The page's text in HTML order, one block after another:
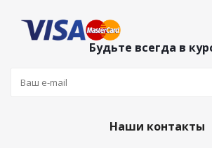
Будьте всегда в
Наши контакты